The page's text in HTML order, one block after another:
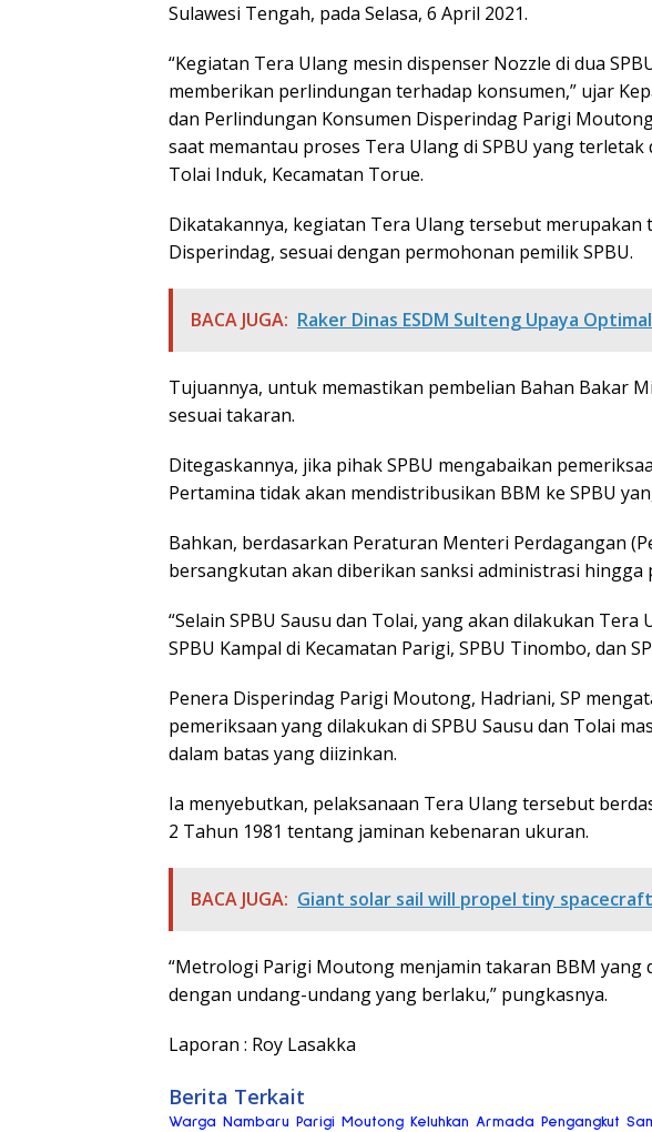
Sulawesi Tengah, pada Selasa, 6 April 2021.
“Kegiatan Tera Ulang mesin dispenser Nozzle di dua
memberikan perlindungan terhadap konsumen,” ujar
dan Perlindungan Konsumen Disperindag Parigi
saat memantau proses Tera Ulang di SPBU yang terletak
Tolai Induk, Kecamatan Torue.
Dikatakannya, kegiatan Tera Ulang tersebut
Disperindag, sesuai dengan permohonan pemilik SPBU.
BACA JUGA: Raker Dinas ESDM Sulteng Upaya
Tujuannya, untuk memastikan pembelian Bahan Bakar
sesuai takaran.
Ditegaskannya, jika pihak SPBU mengabaikan
Pertamina tidak akan mendistribusikan BBM ke SPBU
Bahkan, berdasarkan Peraturan Menteri Perdagangan
bersangkutan akan diberikan sanksi administrasi hingga
“Selain SPBU Sausu dan Tolai, yang akan dilakukan
SPBU Kampal di Kecamatan Parigi, SPBU Tinombo, dan
Penera Disperindag Parigi Moutong, Hadriani, SP
pemeriksaan yang dilakukan di SPBU Sausu dan Tolai
dalam batas yang diizinkan.
Ia menyebutkan, pelaksanaan Tera Ulang tersebut
2 Tahun 1981 tentang jaminan kebenaran ukuran.
BACA JUGA: Giant solar sail will propel tiny
“Metrologi Parigi Moutong menjamin takaran BBM yang
dengan undang-undang yang berlaku,” pungkasnya.
Laporan : Roy Lasakka
Berita Terkait
Warga Nambaru Parigi Moutong Keluhkan Armada Pengangkut